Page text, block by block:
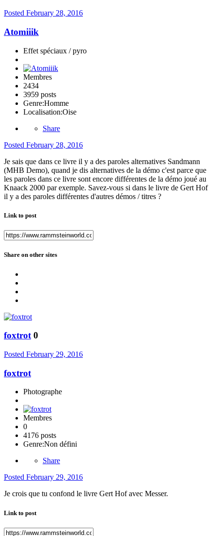
Posted February 28, 2016
Atomiiik
Effet spéciaux / pyro
Membres
2434
3959 posts
Genre:Homme
Localisation:Oise
Share
Posted February 28, 2016
Je sais que dans ce livre il y a des paroles alternatives Sandmann
(MHB Demo), quand je dis alternatives de la démo c'est parce que
les paroles dans ce livre sont encore différentes de la démo joué au
Knaack 2000 par exemple. Savez-vous si dans le livre de Gert Hof
il y a des paroles différentes d'autres démos / titres ?
Link to post
Share on other sites
foxtrot 0
Posted February 29, 2016
foxtrot
Photographe
Membres
0
4176 posts
Genre:Non défini
Share
Posted February 29, 2016
Je crois que tu confond le livre Gert Hof avec Messer.
Link to post